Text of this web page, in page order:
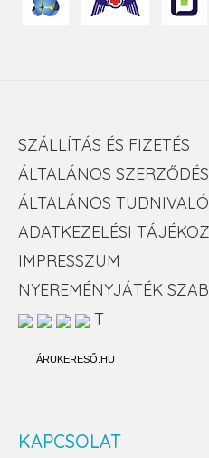
SZÁLLÍTÁS ÉS FIZETÉS
ÁLTALÁNOS
ÁLTALÁNOS
ADATKEZELÉSI
IMPRESSZUM
NYEREMÉNYJÁTÉK
T
ÁRUKERESŐ.HU
KAPCSOLAT